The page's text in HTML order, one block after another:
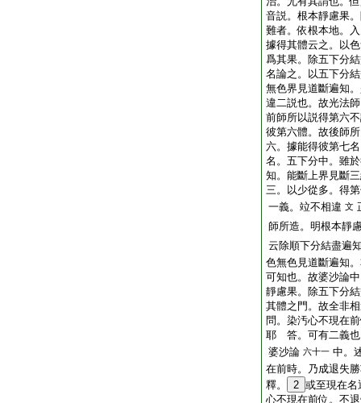
音説。根本靜慮果
難者。依根本地。
據得其體云之。以
爲其果。除五下分
名論之。以五下分
無色界見道斷遍知
違二説也。故光法
前師所以説得第六
彼第六體。故後師
六。據能得彼第七
名。五下分中。雖
知。能斷上界見斷
三。以少從多。得
一義。竝不相違 文
師所造。明根本靜
云除順下分結盡遍
色無色見道斷遍知
可知也。故婆沙論
靜慮果。除五下分
其體之門。故全非
問。染汚心不現在
耶 答。可有二義也
婆沙論 六十一 中。
在前時。乃成退失
釋。
2 或至現在名
心不現在前位。不